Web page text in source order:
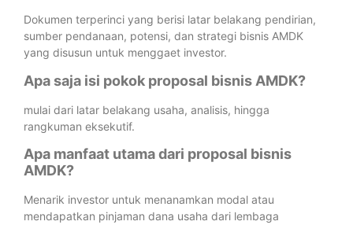
Dokumen terperinci yang berisi latar belakang pendirian,
sumber pendanaan, potensi, dan strategi bisnis AMDK
yang disusun untuk menggaet investor.
Apa saja isi pokok proposal bisnis AMDK?
mulai dari latar belakang usaha, analisis, hingga
rangkuman eksekutif.
Apa manfaat utama dari proposal bisnis
AMDK?
Menarik investor untuk menanamkan modal atau
mendapatkan pinjaman dana usaha dari lembaga